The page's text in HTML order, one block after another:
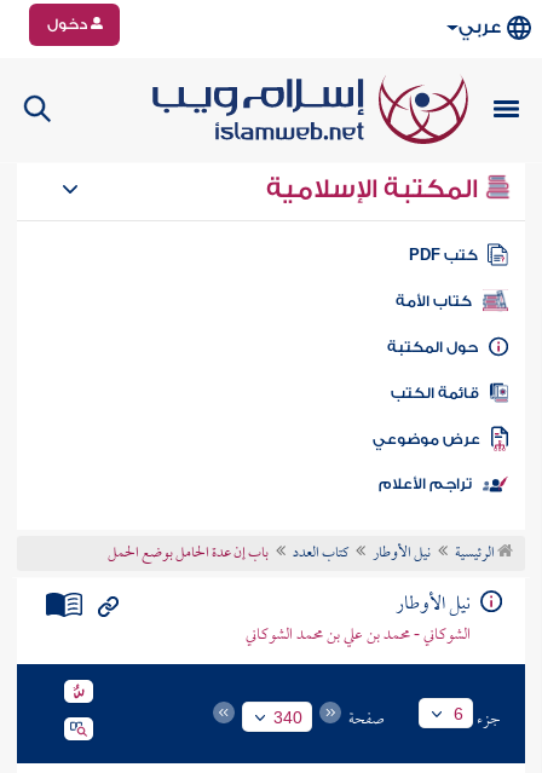
عربي دخول
المكتبة الإسلامية
كتب PDF
كتاب الأمة
المكتبة
الكتب
موضوعي
تراجم الأعلام
الرئيسية نيل الأوطار كتاب العدد باب إن عدة الحامل بوضع الحمل
نيل الأوطار
الشوكاني - محمد بن علي بن محمد الشوكاني
جزء 6 صفحة 340